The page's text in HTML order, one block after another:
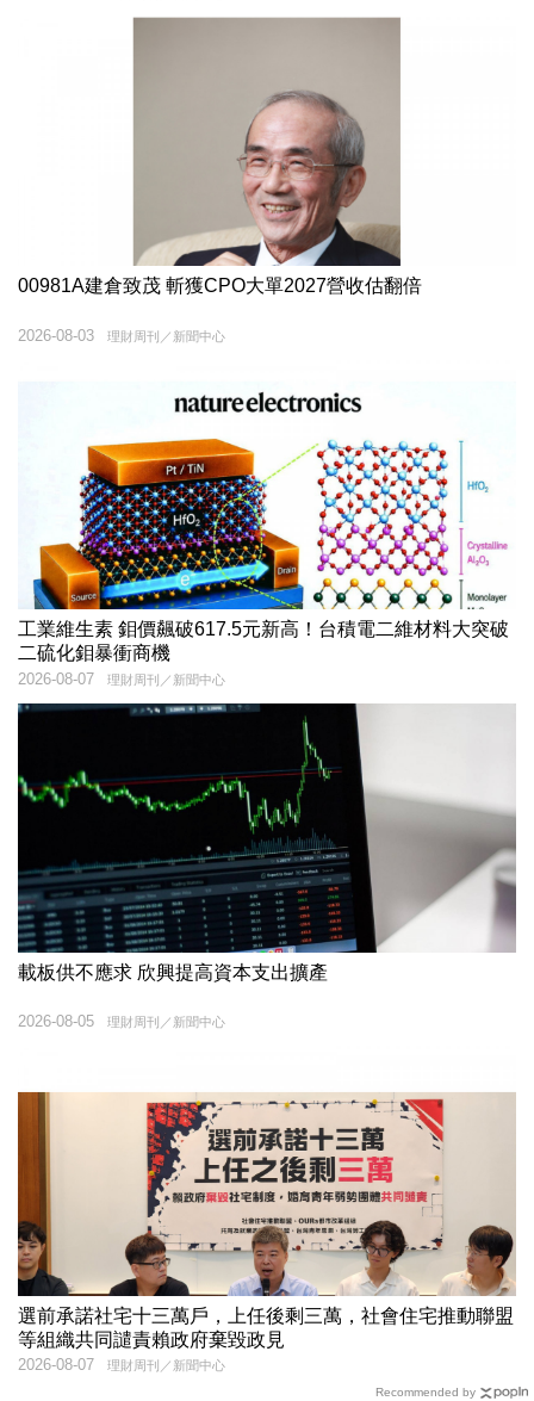
00981A建倉致茂 斬獲CPO大單2027營收估翻倍
理財周刊／新聞中心
2026-08-03
工業維生素 鉬價飆破617.5元新高！台積電二維材料大突破
二硫化鉬暴衝商機
理財周刊／新聞中心
2026-08-07
載板供不應求 欣興提高資本支出擴產
理財周刊／新聞中心
2026-08-05
選前承諾社宅十三萬戶，上任後剩三萬，社會住宅推動聯盟
等組織共同譴責賴政府棄毀政見
理財周刊／新聞中心
2026-08-07
Recommended by